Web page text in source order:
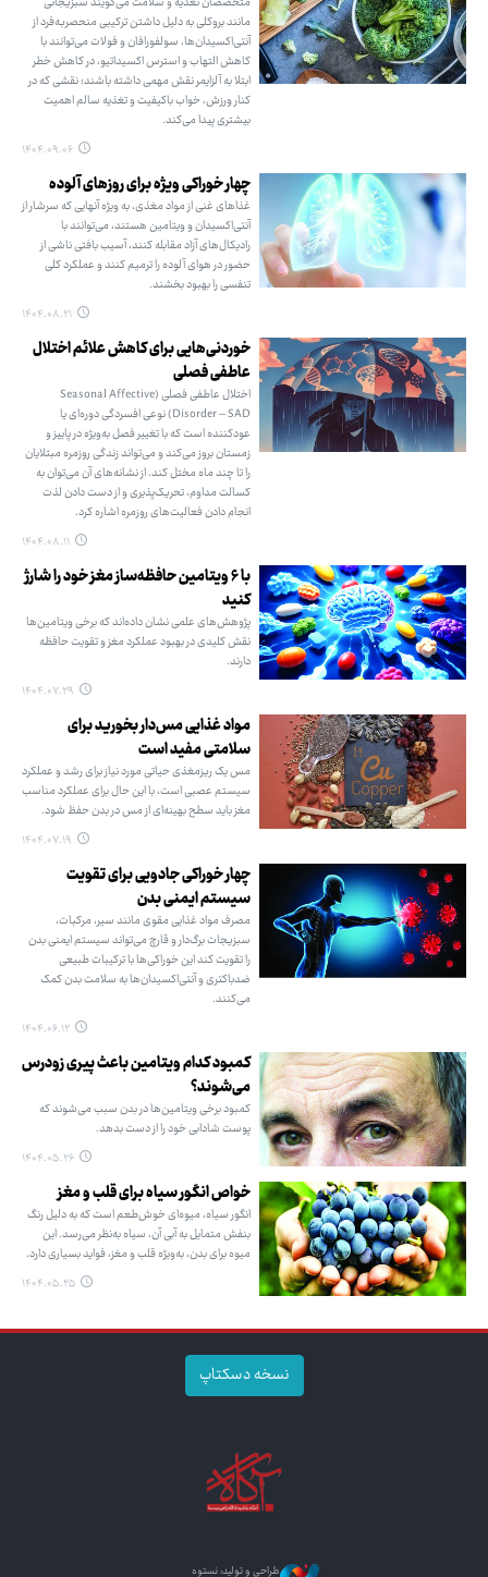
مانند بروکلی به‌ دلیل داشتن ترکیبی منحصربه‌فرد از
آنتی‌اکسیدان‌ها، سولفورافان و فولات می‌توانند با
کاهش التهاب و استرس اکسیداتیو، در کاهش خطر
ابتلا به آلزایمر نقش مهمی داشته باشند؛ نقشی که در
کنار ورزش، خواب باکیفیت و تغذیه سالم اهمیت
بیشتری پیدا می‌کند.
۱۴۰۴.۰۹.۰۶
چهار خوراکی ویژه برای روزهای آلوده
غذاهای غنی از مواد مغذی، به ویژه آنهایی که سرشار از
آنتی‌اکسیدان و ویتامین هستند، می‌توانند با
رادیکال‌های آزاد مقابله کنند، آسیب بافتی ناشی از
حضور در هوای آلوده را ترمیم کنند و عملکرد کلی
تنفسی را بهبود بخشند.
۱۴۰۴.۰۸.۲۱
خوردنی‌هایی برای کاهش علائم اختلال
عاطفی فصلی
اختلال عاطفی فصلی (Seasonal Affective
Disorder – SAD) نوعی افسردگی دوره‌ای یا
عودکننده است که با تغییر فصل‌ به‌ویژه در پاییز و
زمستان بروز می‌کند و می‌تواند زندگی روزمره‌ مبتلایان
را تا چند ماه‌ مختل کند. از نشانه‌های آن می‌توان به
کسالت مداوم، تحریک‌پذیری و از دست دادن لذت
انجام دادن فعالیت‌های روزمره اشاره کرد.
۱۴۰۴.۰۸.۱۱
با ۶ ویتامین حافظه‌ساز مغز خود را شارژ
کنید
پژوهش‌های علمی نشان داده‌اند که برخی ویتامین‌ها
نقش کلیدی در بهبود عملکرد مغز و تقویت حافظه
دارند.
۱۴۰۴.۰۷.۲۹
مواد غذایی مس‌دار بخورید برای
سلامتی مفید است
مس یک ریزمغذی حیاتی مورد نیاز برای رشد و عملکرد
سیستم عصبی است، با این حال برای عملکرد مناسب
مغز باید سطح بهینه‌ای از مس در بدن حفظ شود.
۱۴۰۴.۰۷.۱۹
چهار خوراکی جادویی برای تقویت
سیستم ایمنی بدن
مصرف مواد غذایی مقوی مانند سیر، مرکبات،
سبزیجات برگ‌دار و قارچ می‌تواند سیستم ایمنی بدن
را تقویت کند این خوراکی‌ها با ترکیبات طبیعی
ضدباکتری و آنتی‌اکسیدان‌ها به سلامت بدن کمک
می‌کنند.
۱۴۰۴.۰۶.۱۲
کمبود کدام ویتامین باعث پیری زودرس
می‌شوند؟
کمبود برخی ویتامین‌ها در بدن سبب می‌شوند که
پوست شادابی خود را از دست بدهد.
۱۴۰۴.۰۵.۲۶
خواص انگور سیاه برای قلب و مغز
انگور سیاه، میوه‌ای خوش‌طعم است که به دلیل رنگ
بنفش متمایل به آبی آن، سیاه به‌نظر می‌رسد. این
میوه برای بدن، به‌ویژه قلب و مغز، فواید بسیاری دارد.
۱۴۰۴.۰۵.۲۵
نسخه دسکتاپ
طراحی و تولید: نستوه